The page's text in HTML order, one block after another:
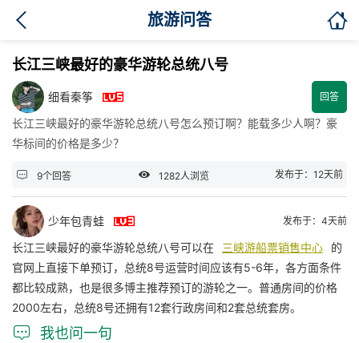
旅游问答 
长江三峡最好的豪华游轮总统八号
细看秦筝  回答
长江三峡最好的豪华游轮总统八号怎么预订啊？能载多少人啊？豪
华标间的价格是多少？
 9个回答  1282人浏览 发布于：12天前
少年包青蛙  发布于：4天前
长江三峡最好的豪华游轮总统八号可以在 三峡游船票销售中心
的
官网上直接下单预订，总统8号运营时间应该有5-6年，各方面条件
都比较成熟，也是很多博主推荐预订的游轮之一。普通房间的价格
2000左右，总统8号还拥有12套行政房间和2套总统套房。
 我也问一句